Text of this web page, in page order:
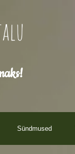
Sündmused